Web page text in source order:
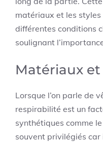
matériaux et les
différentes conditions
soulignant
Matériaux
Lorsque l’on parle de
respirabilité est un
synthétiques comme
souvent privilégiés car